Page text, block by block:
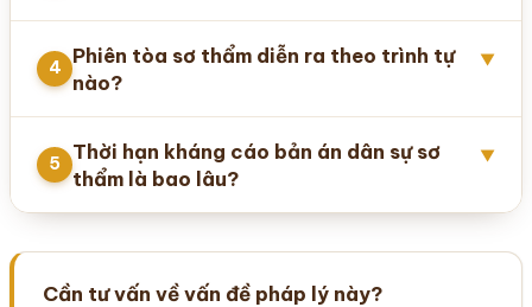
4
Phiên tòa sơ thẩm diễn ra theo trình tự
nào?
▼
5
Thời hạn kháng cáo bản án dân sự sơ
thẩm là bao lâu?
▼
Cần tư vấn về vấn đề pháp lý này?